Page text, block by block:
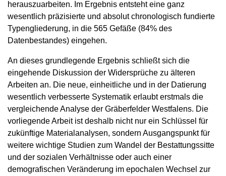
herauszuarbeiten. Im Ergebnis entsteht eine ganz
wesentlich präzisierte und absolut chronologisch fundierte
Typengliederung, in die 565 Gefäße (84% des
Datenbestandes) eingehen.
An dieses grundlegende Ergebnis schließt sich die
eingehende Diskussion der Widersprüche zu älteren
Arbeiten an. Die neue, einheitliche und in der Datierung
wesentlich verbesserte Systematik erlaubt erstmals die
vergleichende Analyse der Gräberfelder Westfalens. Die
vorliegende Arbeit ist deshalb nicht nur ein Schlüssel für
zukünftige Materialanalysen, sondern Ausgangspunkt für
weitere wichtige Studien zum Wandel der Bestattungssitte
und der sozialen Verhältnisse oder auch einer
demografischen Veränderung im epochalen Wechsel zur